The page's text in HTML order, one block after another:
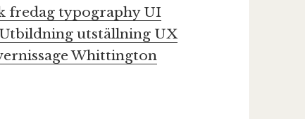
fredag typography UI
Utbildningutställning UX
Whittington